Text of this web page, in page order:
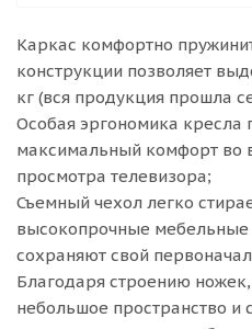
Каркас комфортно
конструкции позволяет
кг (вся продукция прошла
Особая эргономика кресла
максимальный комфорт во
просмотра телевизора;
Съемный чехол легко
высокопрочные мебельные
сохраняют свой
Благодаря строению
небольшое пространство и